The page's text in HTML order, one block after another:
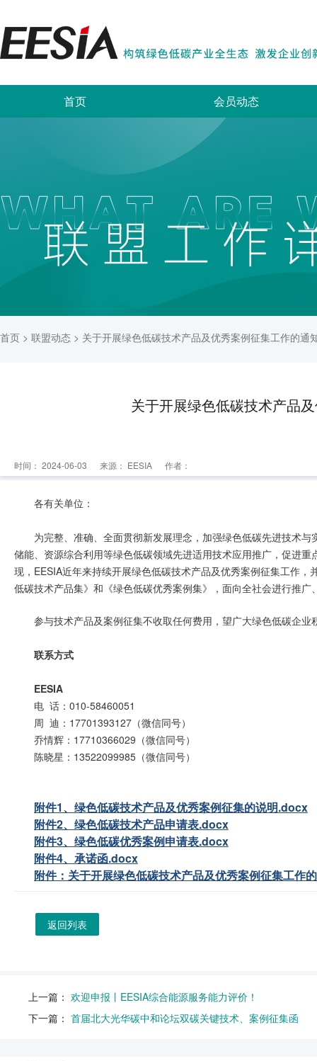
首页 会员动态
首页 > 联盟动态 > 关于开展绿色低碳技术产品及优秀案例征集工作的通
关于开展绿色低碳技术产品
时间： 2024-06-03 来源： EESIA 作者：
各有关单位：
为完整、准确、全面贯彻新发展理念，加强绿色低碳先进技术
储能、资源综合利用等绿色低碳领域先进适用技术应用推广，促进
现，EESIA近年来持续开展绿色低碳技术产品及优秀案例征集工作
低碳技术产品集》和《绿色低碳优秀案例集》，面向全社会进行推
参与技术产品及案例征集不收取任何费用，望广大绿色低碳企
联系方式
EESIA
电 话：010-58460051
周 迪：17701393127（微信同号）
乔情辉：17710366029（微信同号）
陈晓星：13522099985（微信同号）
附件1、绿色低碳技术产品及优秀案例征集的说明.docx
附件2、绿色低碳技术产品申请表.docx
附件3、绿色低碳优秀案例申请表.docx
附件4、承诺函.docx
附件：关于开展绿色低碳技术产品及优秀案例征集工作
返回列表
上一篇： 欢迎申报丨EESIA综合能源服务能力评价！
下一篇： 首届北大光华碳中和论坛双碳关键技术、案例征集函